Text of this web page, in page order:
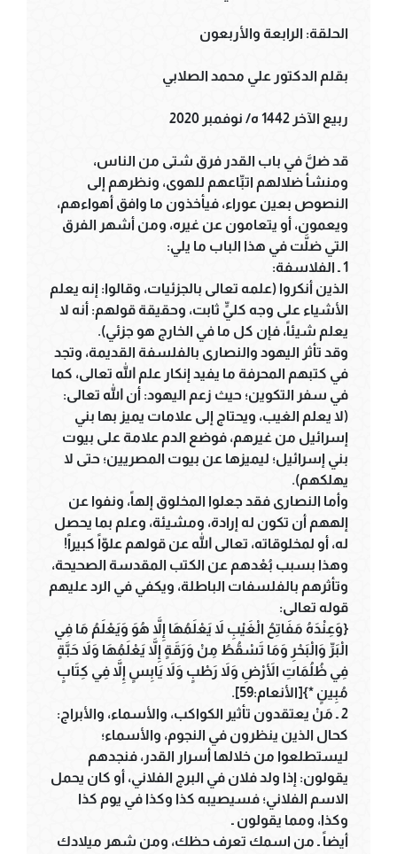
الحلقة: الرابعة والأربعون
بقلم الدكتور علي محمد الصلابي
ربيع الآخر 1442 ه/ نوفمبر 2020
قد ضلَّ في باب القدر فرق شتى من الناس،
ومنشأ ضلالهم اتبِّاعهم للهوى، ونظرهم إلى
النصوص بعين عوراء، فيأخذون ما وافق أهواءهم،
ويعمون، أو يتعامون عن غيره، ومن أشهر الفرق
التي ضلَّت في هذا الباب ما يلي:
1 ـ الفلاسفة:
الذين أنكروا (علمه تعالى بالجزئيات، وقالوا: إنه يعلم
الأشياء على وجه كليٍّ ثابت، وحقيقة قولهم: أنه لا
يعلم شيئاً، فإن كل ما في الخارج هو جزئي).
وقد تأثر اليهود والنصارى بالفلسفة القديمة، وتجد
في كتبهم المحرفة ما يفيد إنكار علم الله تعالى، كما
في سفر التكوين؛ حيث زعم اليهود: أن الله تعالى:
(لا يعلم الغيب، ويحتاج إلى علامات يميز بها بني
إسرائيل من غيرهم، فوضع الدم علامة على بيوت
بني إسرائيل؛ ليميزها عن بيوت المصريين؛ حتى لا
يهلكهم).
وأما النصارى فقد جعلوا المخلوق إلهاً، ونفوا عن
إلههم أن تكون له إرادة، ومشيئة، وعلم بما يحصل
له، أو لمخلوقاته، تعالى الله عن قولهم علوّاً كبيراً!
وهذا بسبب بُعْدهم عن الكتب المقدسة الصحيحة،
وتأثرهم بالفلسفات الباطلة، ويكفي في الرد عليهم
قوله تعالى:
{وَعِنْدَهُ مَفَاتِحُ الْغَيْبِ لاَ يَعْلَمُهَا إِلاَّ هُوَ وَيَعْلَمُ مَا فِي
الْبَرِّ وَالْبَحْرِ وَمَا تَسْقُطُ مِنْ وَرَقَةٍ إِلاَّ يَعْلَمُهَا وَلاَ حَبَّةٍ
فِي ظُلُمَاتِ الأَرْضِ وَلاَ رَطْبٍ وَلاَ يَابِسٍ إِلاَّ فِي كِتَابٍ
مُبِينٍ *}[الأنعام:59].
2 ـ مَنْ يعتقدون تأثير الكواكب، والأسماء، والأبراج:
كحال الذين ينظرون في النجوم، والأسماء؛
ليستطلعوا من خلالها أسرار القدر، فنجدهم
يقولون: إذا ولد فلان في البرج الفلاني، أو كان يحمل
الاسم الفلاني؛ فسيصيبه كذا وكذا في يوم كذا
وكذا، ومما يقولون ـ
أيضاً ـ من اسمك تعرف حظك، ومن شهر ميلادك